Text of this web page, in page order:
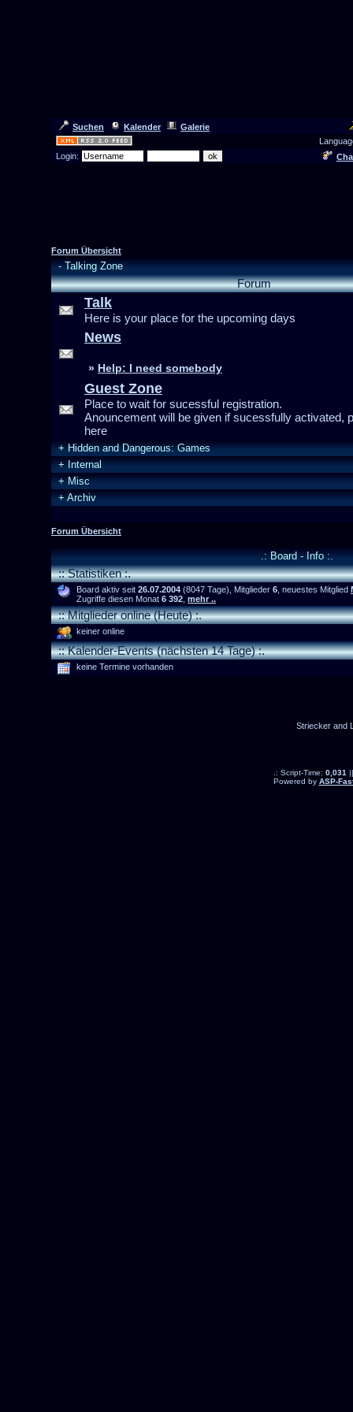
Suchen Kalender
Galerie
Login:
Forum Übersicht
- Talking Zone
Forum
Talk
Here is your place for the upcoming days
News
» Help: I need somebody
Guest Zone
Place to wait for sucessful registration.
Anouncement will be given if sucessfully activated,
here
+ Hidden and Dangerous: Games
+ Internal
+ Misc
+ Archiv
Forum Übersicht
.: Board - Info :.
:: Statistiken :.
Board aktiv seit 26.07.2004 (8047 Tage), Mitglieder 6 , neuestes Mitglied
Zugriffe diesen Monat 6 392 mehr ..
:: Mitglieder online (Heute) :.
keiner online
:: Kalender-Events (nächsten 14 Tage) :.
keine Termine vorhanden
Striecker and
.: Script-Time: 0,031
Powered by ASP-